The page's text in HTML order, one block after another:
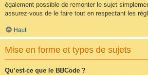
également possible de remonter le sujet
assurez-vous de le faire tout en respectant les
Haut
Mise en forme et types de sujets
Qu’est-ce que le BBCode ?